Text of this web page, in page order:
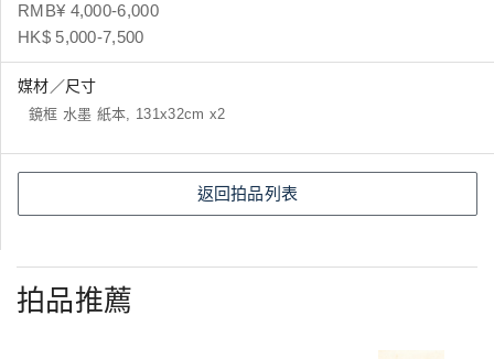
RMB¥ 4,000-6,000
HK$ 5,000-7,500
媒材／尺寸
鏡框 水墨 紙本, 131x32cm x2
返回拍品列表
拍品推薦